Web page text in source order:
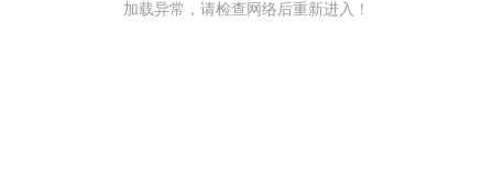
加载异常，请检查网络后重新进入！